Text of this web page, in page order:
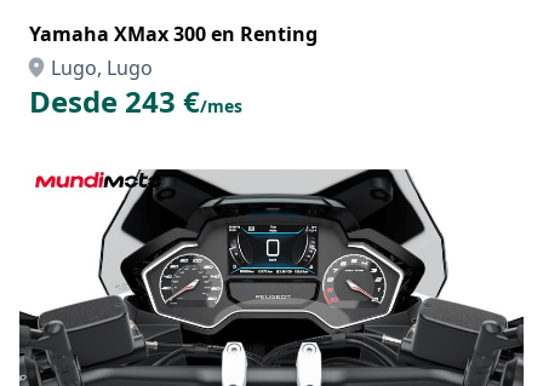
Yamaha XMax 300 en Renting
Lugo, Lugo
Desde 243 €/mes